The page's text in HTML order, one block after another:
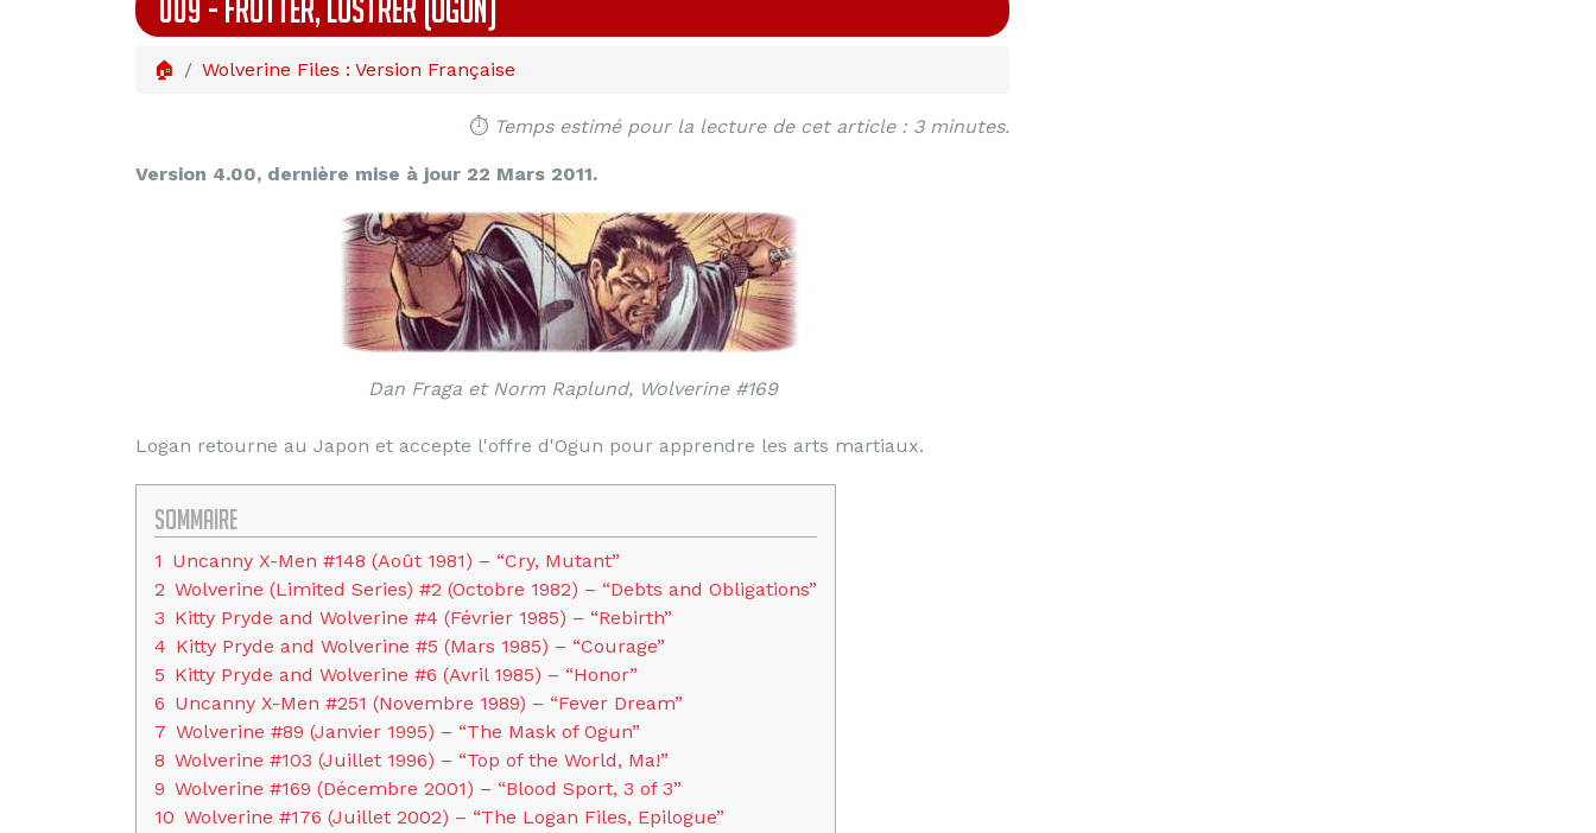
009 - FROTTER, LUSTRER (OGUN)
🏠 Wolverine Files : Version Française
⏱️ Temps estimé pour la lecture de cet article : 3 minutes.
Version 4.00, dernière mise à jour 22 Mars 2011.
Dan Fraga et Norm Raplund, Wolverine #169
Logan retourne au Japon et accepte l'offre d'Ogun pour apprendre les arts martiaux.
Sommaire
1 Uncanny X-Men #148 (Août 1981) – “Cry, Mutant”
2 Wolverine (Limited Series) #2 (Octobre 1982) – “Debts and Obligations”
3 Kitty Pryde and Wolverine #4 (Février 1985) – “Rebirth”
4 Kitty Pryde and Wolverine #5 (Mars 1985) – “Courage”
5 Kitty Pryde and Wolverine #6 (Avril 1985) – “Honor”
6 Uncanny X-Men #251 (Novembre 1989) – “Fever Dream”
7 Wolverine #89 (Janvier 1995) – “The Mask of Ogun”
8 Wolverine #103 (Juillet 1996) – “Top of the World, Ma!”
9 Wolverine #169 (Décembre 2001) – “Blood Sport, 3 of 3”
10 Wolverine #176 (Juillet 2002) – “The Logan Files, Epilogue”